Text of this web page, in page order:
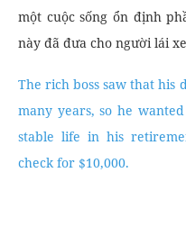
một cuộc sống ổn định
này đã đưa cho người lái
The rich boss saw that
many years, so he
stable life in his
check for $10,000.